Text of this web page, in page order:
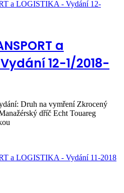
a
Vydání 12-1/2018-
Druh na vymření Zkrocený
dříč Echt Touareg